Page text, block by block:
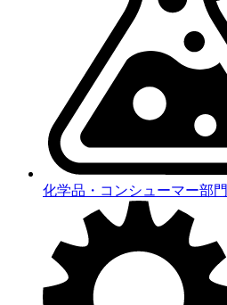
化学品・コンシューマー部門